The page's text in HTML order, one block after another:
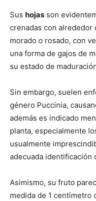
Sus hojas son
crenadas con alrededor
morado o rosado, con
una forma de gajos de
su estado de
Sin embargo, suelen
género Puccinia,
además es indicado
planta, especialmente
usualmente
adecuada identificación
Asimismo, su fruto
medida de 1 centímetro